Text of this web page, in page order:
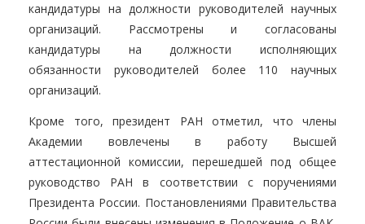
кандидатуры на должности руководителей научных
организаций. Рассмотрены и согласованы
кандидатуры на должности исполняющих
обязанности руководителей более 110 научных
организаций.
Кроме того, президент РАН отметил, что члены
Академии вовлечены в работу Высшей
аттестационной комиссии, перешедшей под общее
руководство РАН в соответствии с поручениями
Президента России. Постановлениями Правительства